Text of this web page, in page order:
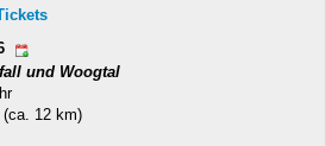
und Woogtal
(ca. 12 km)